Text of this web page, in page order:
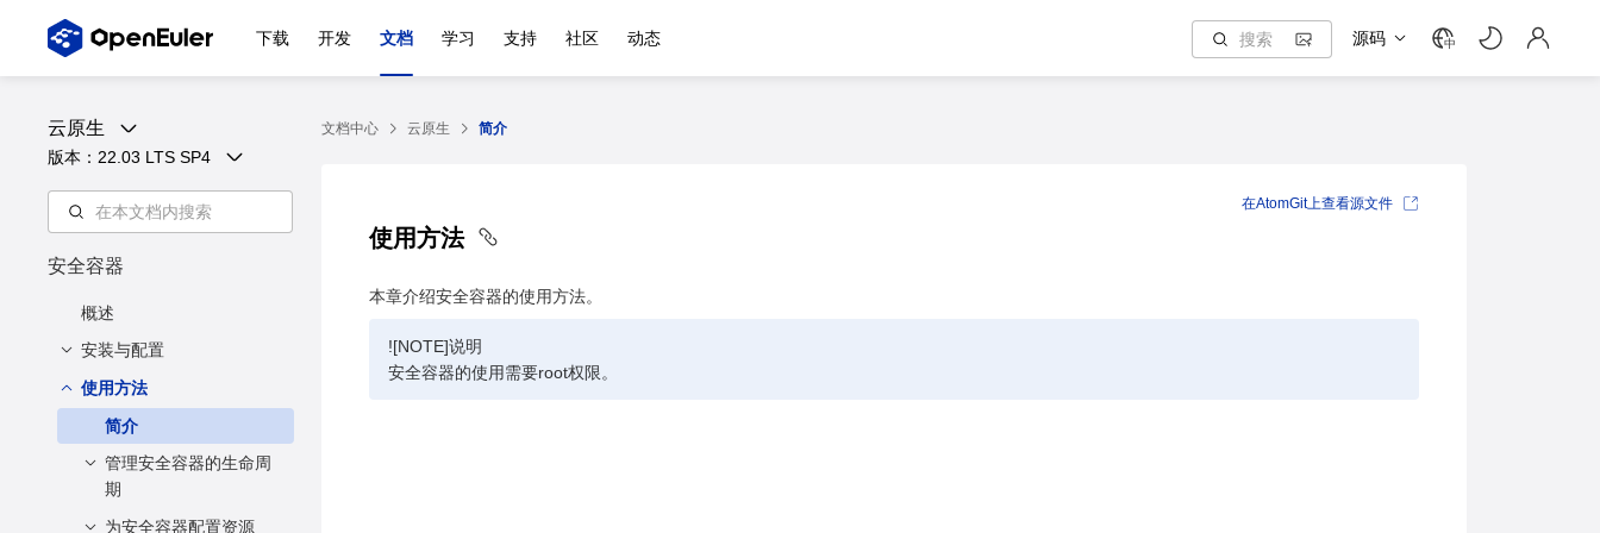
下载 开发 文档 学习 支持 社区 动态 源码 中
云原生
版本： 22.03 LTS SP4
安全容器
概述
安装与配置
安装方法
配置方法
使用方法
简介
管理安全容器的生命周
期
启动安全容器
为安全容器配置资源
文档中心 云原生 简介
使用方法
本章介绍安全容器的使用方法。
![NOTE]说明
安全容器的使用需要root权限。
在AtomGit上查看源文件